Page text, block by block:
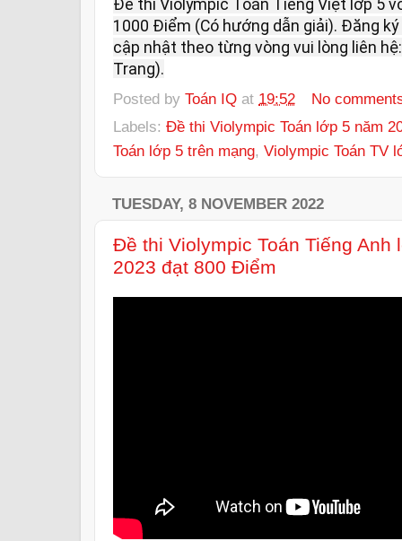
Đề thi Violympic Toán Tiếng Việt lớp 5
1000 Điểm (Có hướng dẫn giải). Đăng
cập nhật theo từng vòng vui lòng liên
Trang).
Posted by Toán IQ at 19:52
No
Labels: Đề thi Violympic Toán lớp 5 năm
Toán lớp 5 trên mạng, Violympic Toán TV
TUESDAY, 8 NOVEMBER 2022
Đề thi Violympic Toán Tiếng Anh
2023 đạt 800 Điểm